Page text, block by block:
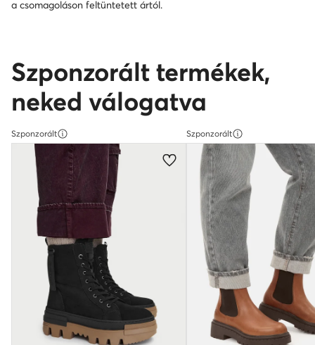
a csomagoláson feltüntetett ártól.
Szponzorált termékek,
neked válogatva
Szponzorált Szponzorált